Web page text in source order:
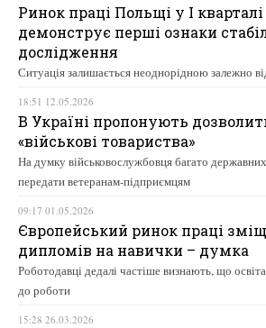
Ринок праці Польщі у І
демонструє перші ознаки
дослідження
Ситуація залишається неоднорідною залежно
18:51 12.05.2026
В Україні пропонують
«військові товариства»
На думку військовослужбовця багато
передати ветеранам-підприємцям
09:17 01.05.2026
Європейський ринок праці
дипломів на навички – думка
Роботодавці дедалі частіше визнають, що
до роботи
15:28 26.03.2026